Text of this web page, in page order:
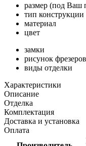
размер (под Ваш
тип конструкции
материал
цвет
замки
рисунок
виды отделки
Характеристики
Описание
Отделка
Комплектация
Доставка и установка
Оплата